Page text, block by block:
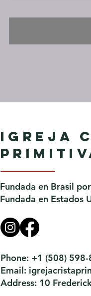
Igreja
Fundada en Brasil
Fundada en Estados
Phone: +1 (508)
Email:
Address: 10